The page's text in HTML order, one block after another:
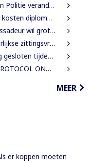
Justitie en Veiligheid
middelbare school
voor Canada in Suriname
naar één maand
dag integrale controles
MEER
er koppen moeten